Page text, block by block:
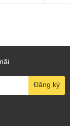
Đăng ký